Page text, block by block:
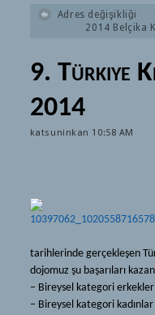
日本語
Kendo
Kendo
History
Iaido and Jodo
Katsuninkan
Mon
Türkçe
English
日本語
Kendo
History
Equipment
Glossary
Adres değişikliği
2014 Belçika
9. Türkiye
2014
katsuninkan 10:58 AM
tarihlerinde gerçekleşen
dojomuz şu başarıları
– Bireysel kategori
– Bireysel kategori